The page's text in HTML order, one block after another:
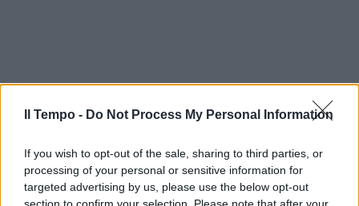
Il Tempo - Do Not Process My Personal Information
If you wish to opt-out of the sale, sharing to third parties, or
processing of your personal or sensitive information for
targeted advertising by us, please use the below opt-out
section to confirm your selection. Please note that after your